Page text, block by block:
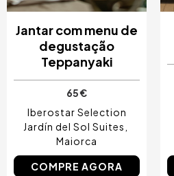
Jantar com menu de
degustação
Teppanyaki
65 €
Iberostar Selection
Jardín del Sol Suites
Maiorca
COMPRE AGORA